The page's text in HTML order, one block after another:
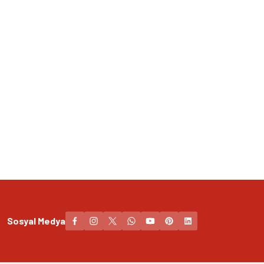
Sosyal Medya